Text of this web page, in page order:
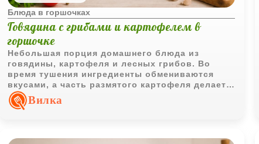
Блюда в горшочках
Говядина с грибами и картофелем в
горшочке
Небольшая порция домашнего блюда из
говядины, картофеля и лесных грибов. Во
время тушения ингредиенты обмениваются
вкусами, а часть размятого картофеля делает
подливу более густой и насыщенной.
Вилка